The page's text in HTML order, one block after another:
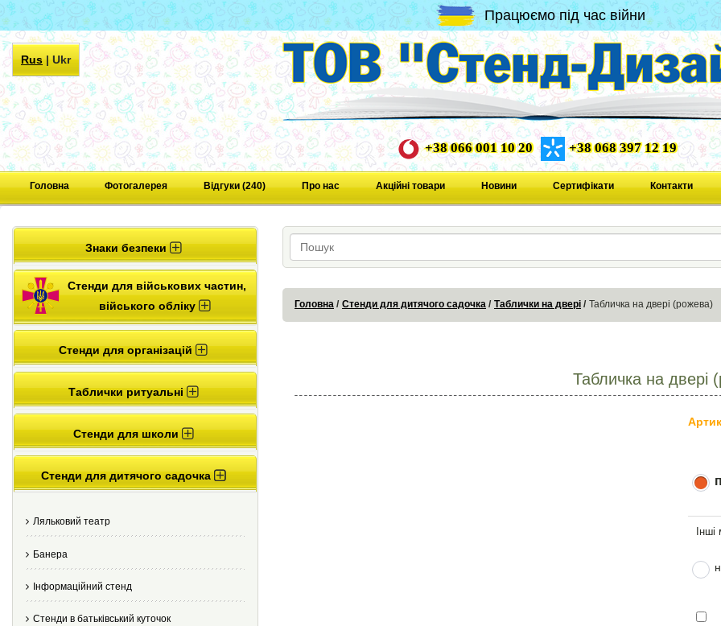
Працюємо під час війни
Rus|Ukr
+38 066 001 10 20 +38 068 397 12 19
Головна Фотогалерея Відгуки (240) Про нас Акційні товари Новини Сертифікати Контакти
Знаки безпеки
Стенди для військових частин,
війського обліку
Стенди для організацій
Таблички ритуальні
Стенди для школи
Стенди для дитячого садочка
Ляльковий театр
Банера
Інформаційний стенд
Стенди в батьківський куточок
Головна Стенди для дитячого садочка Таблички на двері Табличка на двері (рожева)
Табличка на двері